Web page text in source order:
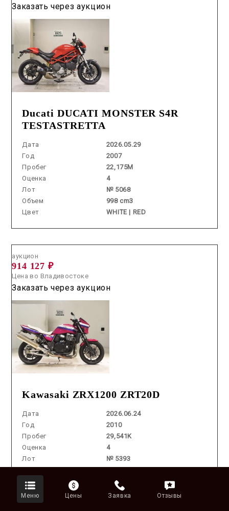
Ducati DUCATI MONSTER S4R
TESTASTRETTA
Дата
2026.05.29
Год
2007
Пробег
22,175M
Оценка
4
Лот
№ 5068
Объем
998 cm3
Цвет
WHITE | RED
Заказать через аукцион
Kawasaki ZRX1200 ZRT20D
Дата
2026.06.24
Год
2010
Пробег
29,541K
Оценка
4
Лот
№ 5393
Цвет
PINK
аукцион
914 127 ₽
Цена во Владивостоке
Заказать через аукцион
Меню Цены Заявка Отзывы